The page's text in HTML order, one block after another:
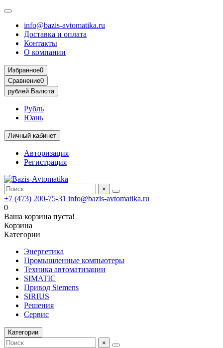
info@bazis-avtomatika.ru
Доставка и оплата
Контакты
О компании
Избранное0
Сравнение0
рублей Валюта
Рубль
Юань
Личный кабинет
Авторизация
Регистрация
×
+7 (473) 200-75-31 info@bazis-avtomatika.ru
0
Ваша корзина пуста!
Корзина
Категории
Энергетика
Промышленные компьютеры
Техника автоматизации
SIMATIC
Привод Siemens
SIRIUS
Решения
Сервис
Категории
×